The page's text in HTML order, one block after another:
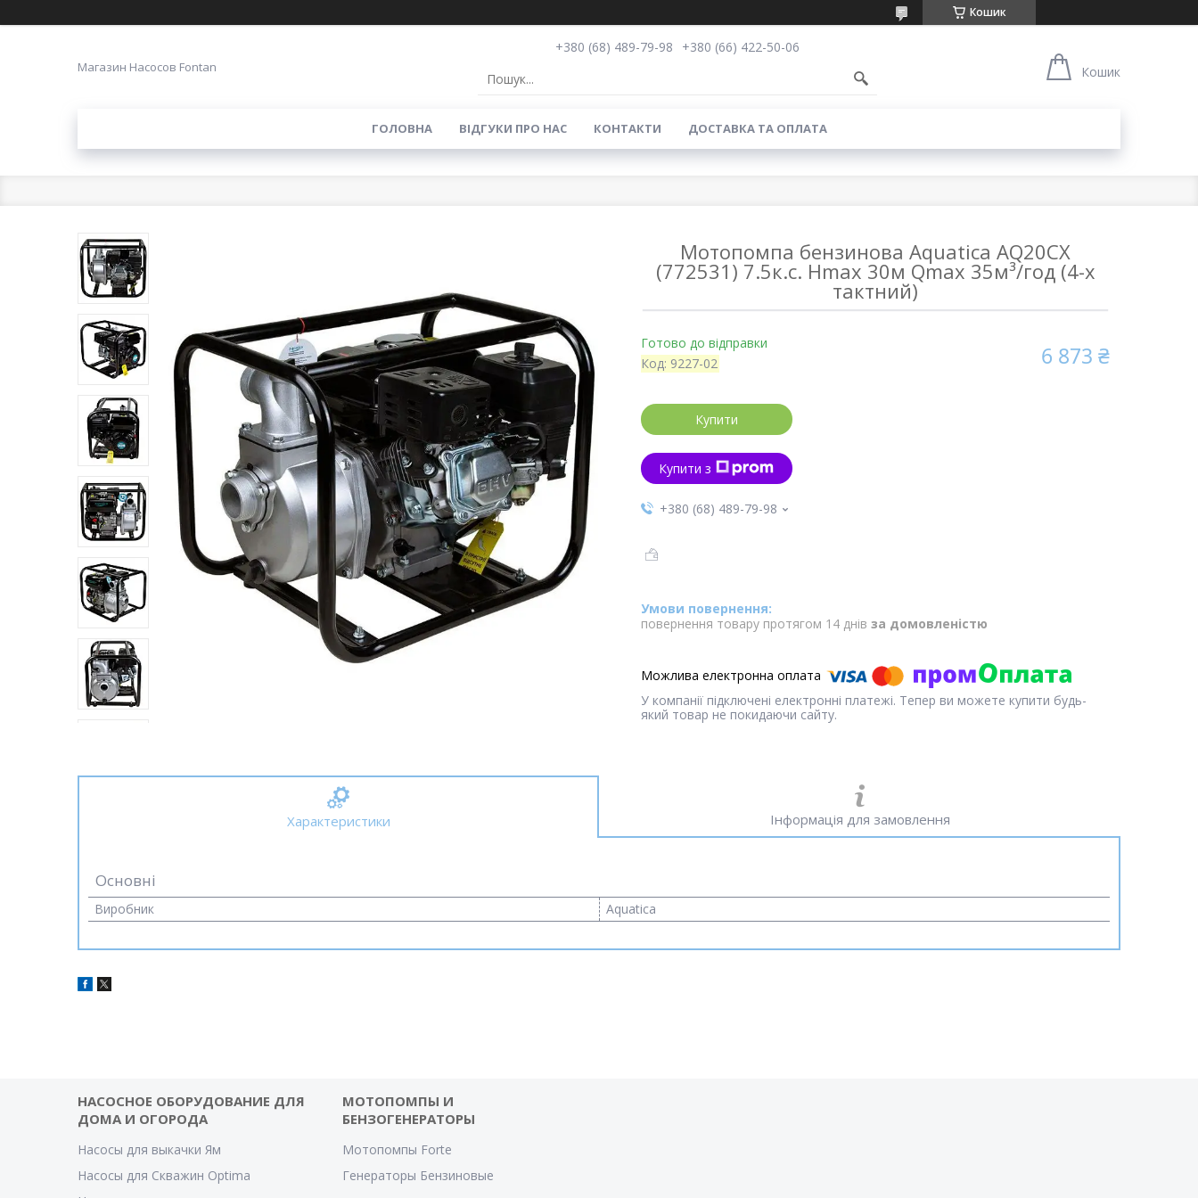
Кошик
Магазин Насосов Fontan
+380 (68) 489-79-98
+380 (66) 422-50-06
Кошик
ГОЛОВНА ВIДГУКИ ПРО НАС КОНТАКТИ ДОСТАВКА ТА ОПЛАТА
Мотопомпа бензинова Aquatica AQ20CX
(772531) 7.5к.с. Hmax 30м Qmax 35м³/год (4-х
тактний)
Готово до відправки
Код: 9227-02 6 873 ₴
Купити
Купити з
+380 (68) 489-79-98
повернення товару протягом 14 днів за домовленістю
У компанії підключені електронні платежі. Тепер ви можете купити будь-
який товар не покидаючи сайту.
Характеристики Інформація для замовлення
Основні
Виробник Aquatica
НАСОСНОЕ ОБОРУДОВАНИЕ ДЛЯ
ДОМА И ОГОРОДА
Насосы для выкачки Ям
Насосы для Скважин Optima
МОТОПОМПЫ И
БЕНЗОГЕНЕРАТОРЫ
Мотопомпы Forte
Генераторы Бензиновые